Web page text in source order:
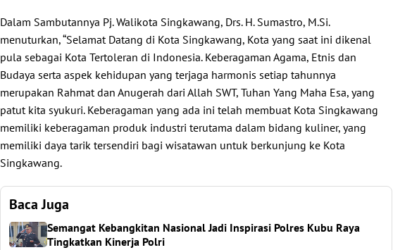
Dalam Sambutannya Pj. Walikota Singkawang, Drs. H. Sumastro, M.Si.
menuturkan, “Selamat Datang di Kota Singkawang, Kota yang saat ini dikenal
pula sebagai Kota Tertoleran di Indonesia. Keberagaman Agama, Etnis dan
Budaya serta aspek kehidupan yang terjaga harmonis setiap tahunnya
merupakan Rahmat dan Anugerah dari Allah SWT, Tuhan Yang Maha Esa, yang
patut kita syukuri. Keberagaman yang ada ini telah membuat Kota Singkawang
memiliki keberagaman produk industri terutama dalam bidang kuliner, yang
memiliki daya tarik tersendiri bagi wisatawan untuk berkunjung ke Kota
Singkawang.
Baca Juga
Semangat Kebangkitan Nasional Jadi Inspirasi Polres Kubu Raya
Tingkatkan Kinerja Polri